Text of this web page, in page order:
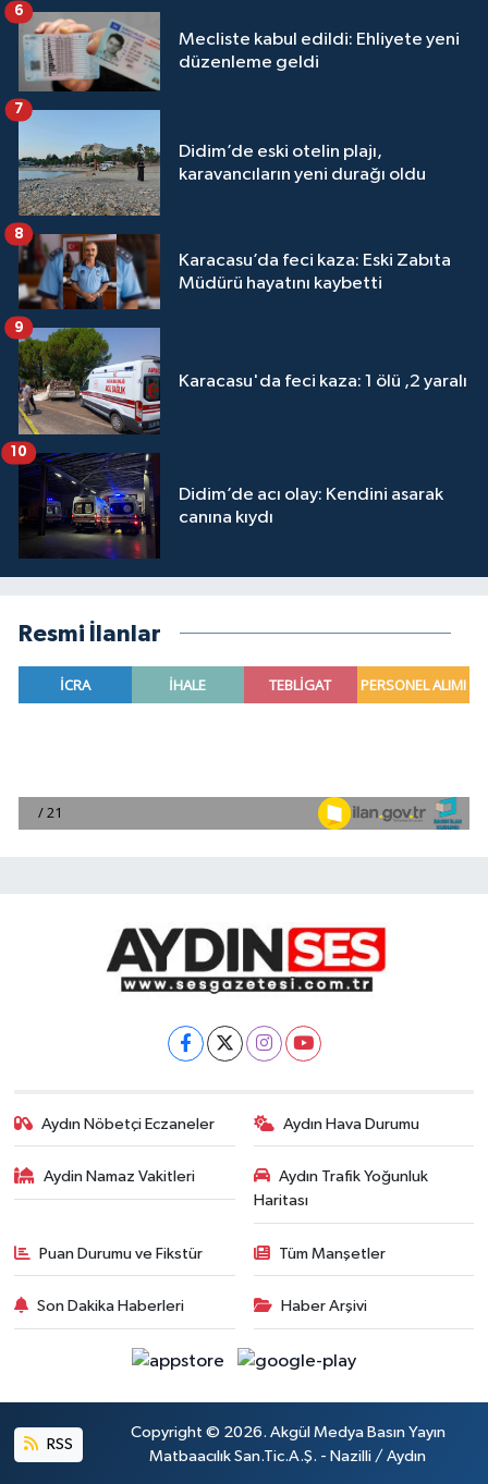
Mecliste kabul edildi: Ehliyete yeni
düzenleme geldi
6
Didim’de eski otelin plajı,
karavancıların yeni durağı oldu
7
Karacasu’da feci kaza: Eski Zabıta
Müdürü hayatını kaybetti
8
Karacasu'da feci kaza: 1 ölü ,2 yaralı
9
Didim’de acı olay: Kendini asarak
canına kıydı
10
Resmi İlanlar
Aydın Nöbetçi Eczaneler Aydın Hava Durumu
Aydin Namaz Vakitleri
Aydın Trafik Yoğunluk
Haritası
Puan Durumu ve Fikstür Tüm Manşetler
Son Dakika Haberleri Haber Arşivi
RSS
Copyright © 2026. Akgül Medya Basın Yayın
Matbaacılık San.Tic.A.Ş. - Nazilli / Aydın